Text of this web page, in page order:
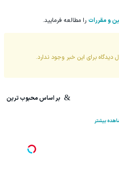
و مقررات را مطالعه فرمایید.
دیدگاه برای این خبر وجود ندارد.
بر اساس محبوب ترین
بیشتر